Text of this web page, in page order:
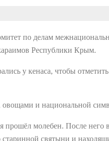
по делам
Республики Крым.
у кенаса, чтобы
овощами и национальной
молебен. После
святыни и